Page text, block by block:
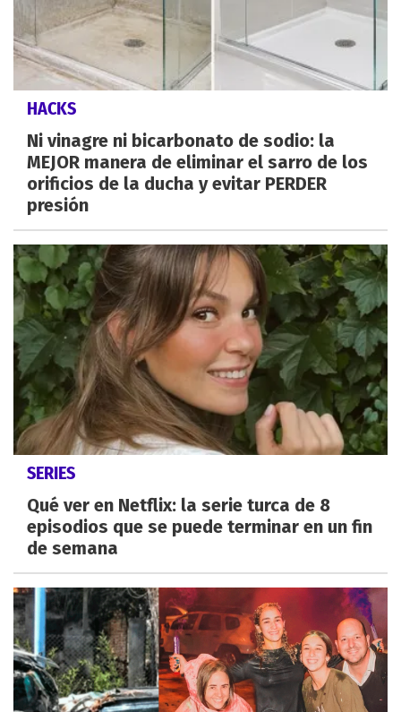
HACKS
Ni vinagre ni bicarbonato de sodio: la
MEJOR manera de eliminar el sarro de los
orificios de la ducha y evitar PERDER
presión
SERIES
Qué ver en Netflix: la serie turca de 8
episodios que se puede terminar en un fin
de semana